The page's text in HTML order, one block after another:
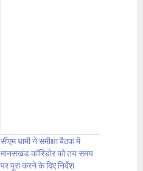
सीएम धामी ने समीक्षा बैठक में
मानसखंड कॉरिडोर को तय समय
पर पूरा करने के दिए निर्देश